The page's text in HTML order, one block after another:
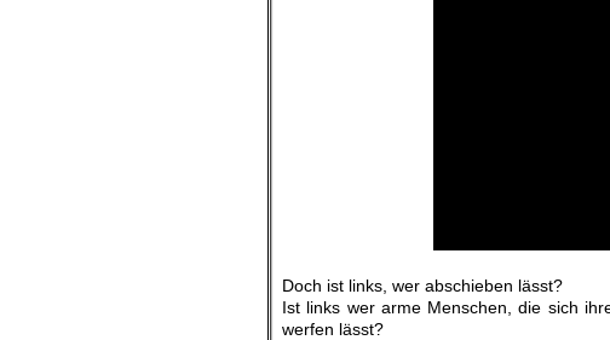
Doch ist links, wer abschieben lässt?
Ist links wer arme Menschen, die sich
werfen lässt?